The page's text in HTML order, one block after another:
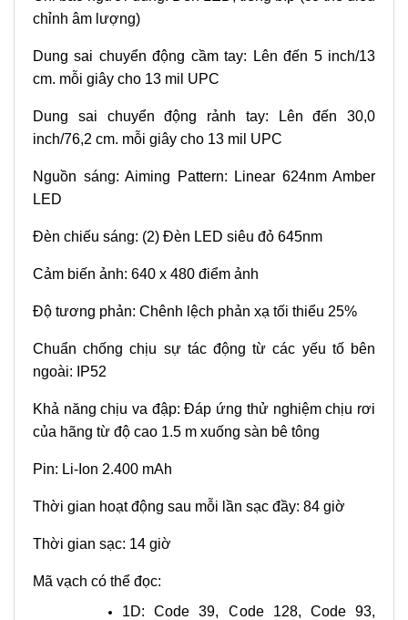
chỉnh âm lượng)
Dung sai chuyển động cầm tay: Lên đến 5 inch/13
cm. mỗi giây cho 13 mil UPC
Dung sai chuyển động rảnh tay: Lên đến 30,0
inch/76,2 cm. mỗi giây cho 13 mil UPC
Nguồn sáng: Aiming Pattern: Linear 624nm Amber
LED
Đèn chiếu sáng: (2) Đèn LED siêu đỏ 645nm
Cảm biến ảnh: 640 x 480 điểm ảnh
Độ tương phản: Chênh lệch phản xạ tối thiểu 25%
Chuẩn chống chịu sự tác động từ các yếu tố bên
ngoài: IP52
Khả năng chịu va đập: Đáp ứng thử nghiệm chịu rơi
của hãng từ độ cao 1.5 m xuống sàn bê tông
Pin: Li-Ion 2.400 mAh
Thời gian hoạt động sau mỗi lần sạc đầy: 84 giờ
Thời gian sạc: 14 giờ
Mã vạch có thể đọc:
1D: Code 39, Code 128, Code 93,